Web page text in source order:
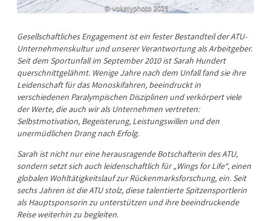
Gesellschaftliches Engagement ist ein fester Bestandteil der ATU-
Unternehmenskultur und unserer Verantwortung als Arbeitgeber.
Seit dem Sportunfall im September 2010 ist Sarah Hundert
querschnittgelähmt. Wenige Jahre nach dem Unfall fand sie ihre
Leidenschaft für das Monoskifahren, beeindruckt in
verschiedenen Paralympischen Disziplinen und verkörpert viele
der Werte, die auch wir als Unternehmen vertreten:
Selbstmotivation, Begeisterung, Leistungswillen und den
unermüdlichen Drang nach Erfolg.
Sarah ist nicht nur eine herausragende Botschafterin des ATU,
sondern setzt sich auch leidenschaftlich für „Wings for Life“, einen
globalen Wohltätigkeitslauf zur Rückenmarksforschung, ein. Seit
sechs Jahren ist die ATU stolz, diese talentierte Spitzensportlerin
als Hauptsponsorin zu unterstützen und ihre beeindruckende
Reise weiterhin zu begleiten.